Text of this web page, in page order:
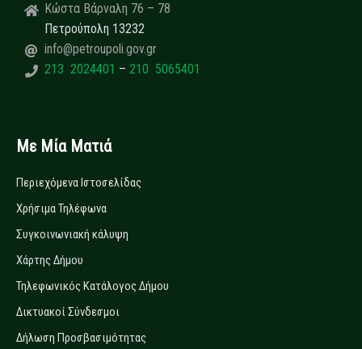
Κώστα Βάρναλη 76 – 78
Πετρούπολη 13232
info@petroupoli.gov.gr
213 2024401 – 210 5065401
Με Μία Ματιά
Περιεχόμενα Ιστοσελίδας
Χρήσιμα Τηλέφωνα
Συγκοινωνιακή κάλυψη
Χάρτης Δήμου
Τηλεφωνικός Κατάλογος Δήμου
Δικτυακοί Σύνδεσμοι
Δήλωση Προσβασιμότητας